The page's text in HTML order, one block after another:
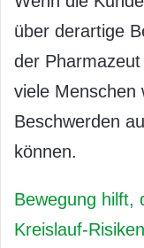
über derartige
der
viele Menschen
Beschwerden
können.
Bewegung hilft,
Kreislauf-